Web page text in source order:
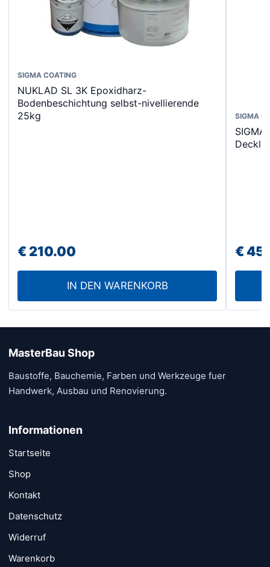
SIGMA COATING
NUKLAD SL 3K Epoxidharz-
Bodenbeschichtung selbst-nivellierende
25kg
€210.00
IN DEN WARENKORB
SIGMA
€
MasterBau Shop
Baustoffe, Bauchemie, Farben und Werkzeuge fuer
Handwerk, Ausbau und Renovierung.
Informationen
Startseite
Shop
Kontakt
Datenschutz
Widerruf
Warenkorb